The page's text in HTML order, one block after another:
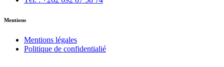
Mentions
Mentions légales
Politique de confidentialié